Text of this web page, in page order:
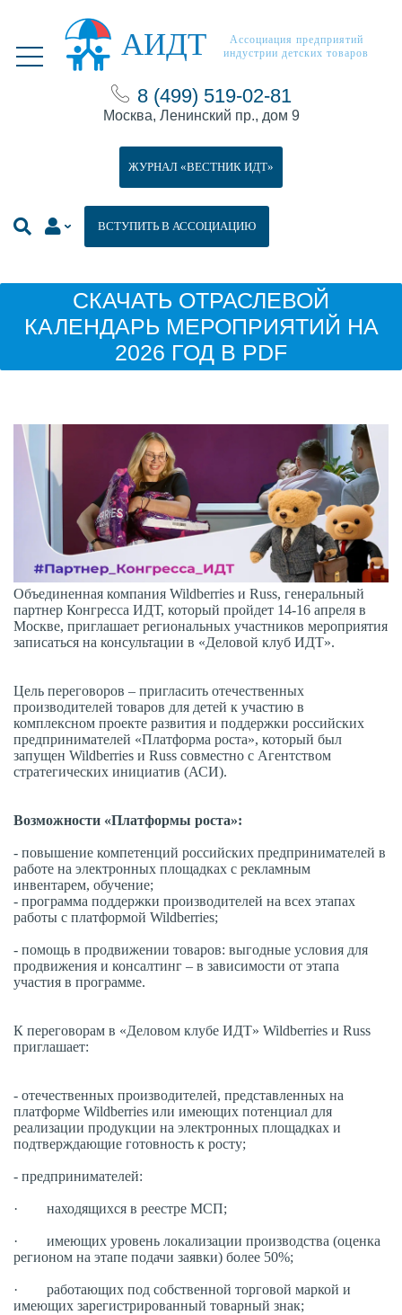
АИДТ
Ассоциация предприятий
индустрии детских товаров
8 (499) 519-02-81
Москва, Ленинский пр., дом 9
ВСТУПИТЬ В АССОЦИАЦИЮ
ЖУРНАЛ «ВЕСТНИК ИДТ»
СКАЧАТЬ ОТРАСЛЕВОЙ
КАЛЕНДАРЬ МЕРОПРИЯТИЙ НА
2026 ГОД В PDF
Объединенная компания Wildberries и Russ, генеральный
партнер Конгресса ИДТ, который пройдет 14-16 апреля в
Москве, приглашает региональных участников мероприятия
записаться на консультации в «Деловой клуб ИДТ».
Цель переговоров – пригласить отечественных
производителей товаров для детей к участию в
комплексном проекте развития и поддержки российских
предпринимателей «Платформа роста», который был
запущен Wildberries и Russ совместно с Агентством
стратегических инициатив (АСИ).
Возможности «Платформы роста»:
- повышение компетенций российских предпринимателей в
работе на электронных площадках с рекламным
инвентарем, обучение;
- программа поддержки производителей на всех этапах
работы с платформой Wildberries;
- помощь в продвижении товаров: выгодные условия для
продвижения и консалтинг – в зависимости от этапа
участия в программе.
К переговорам в «Деловом клубе ИДТ» Wildberries и Russ
приглашает:
- отечественных производителей, представленных на
платформе Wildberries или имеющих потенциал для
реализации продукции на электронных площадках и
подтверждающие готовность к росту;
- предпринимателей:
· находящихся в реестре МСП;
· имеющих уровень локализации производства (оценка
регионом на этапе подачи заявки) более 50%;
· работающих под собственной торговой маркой и
имеющих зарегистрированный товарный знак;